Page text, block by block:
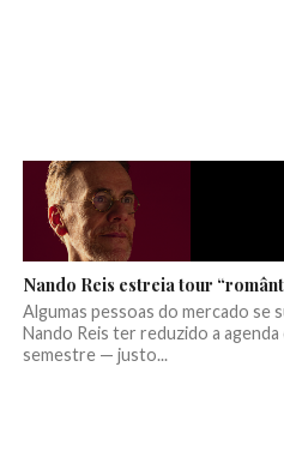
Nando Reis estreia tour
Algumas pessoas do mercado se
Nando Reis ter reduzido a
semestre — justo...